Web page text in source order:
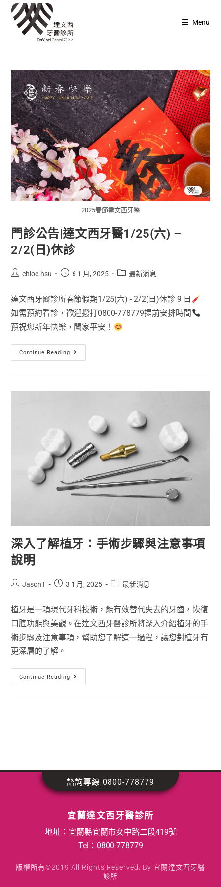
Menu
2025春節達文西牙醫
門診公告|達文西牙醫1/25(六) –
2/2(日)休診
chloe.hsu 6 1 月, 2025 最新消息
達文西牙醫診所春節假期1/25(六) - 2/2(日)休診 9 日
如需預約看診，歡迎撥打0800-778779提前安排時間
預祝您新年快樂，闔家平安！
Continue Reading
深入了解植牙：手術步驟與注意事項
說明
JasonT 3 1 月, 2025 最新消息
植牙是一項現代牙科技術，能有效替代失去的牙齒，恢復
口腔功能與美觀。在達文西牙醫診所將深入介紹植牙的手
術步驟及注意事項，幫助您了解這一過程，讓您對植牙有
更深層的了解。
Continue Reading
宜蘭達文西牙醫診所
地址：宜蘭縣宜蘭市女中路二段419號
Tel： 0800-778779
版權所有©2019 All Rights Reserved. By 宜蘭達文西牙醫
診所
諮詢專線 0800-778779